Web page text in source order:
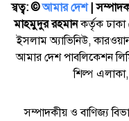
স্বত্ব: ©️আমার দেশ|
মাহমুদুর রহমানকর্তৃক ঢাকা
ইসলাম অ্যাভিনিউ,
আমার দেশ পাবলিকেশন
শিল্প
সম্পাদকীয় ও বাণিজ্য